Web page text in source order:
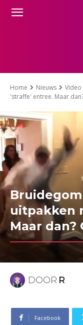
Home Nieuws Video
'straffe' entree. Maar
uitpakken
Maar dan?
DOOR R
Facebook